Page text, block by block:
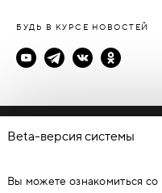
БУДЬ В КУРСЕ НОВОСТЕЙ
Политика
© Каталог дверей -
Beta-версия системы
Вы можете ознакомиться